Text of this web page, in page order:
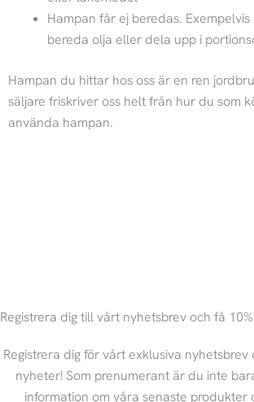
Hampan får ej beredas.
bereda olja eller dela upp i
Hampan du hittar hos oss är en ren
säljare friskriver oss helt från hur du som
använda hampan.
Registrera dig till vårt nyhetsbrev och få
Registrera dig för vårt exklusiva
nyheter! Som prenumerant är du inte
information om våra senaste produkter